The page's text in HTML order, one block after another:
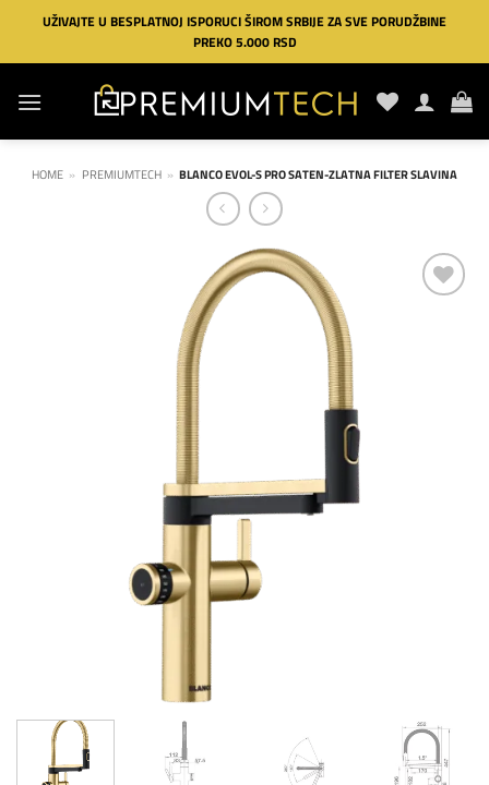
Preskoči
sadržaj
UŽIVAJTE U BESPLATNOJ ISPORUCI ŠIROM SRBIJE ZA SVE PORUDŽBINE
PREKO 5.000 RSD
HOME » PREMIUMTECH » BLANCO EVOL-S PRO SATEN-ZLATNA FILTER SLAVINA